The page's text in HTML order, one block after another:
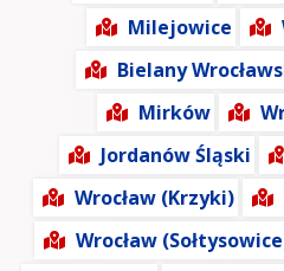
Milejowice
Bielany
Mirków
Jordanów Śląski
Wrocław (Krzyki)
Wrocław